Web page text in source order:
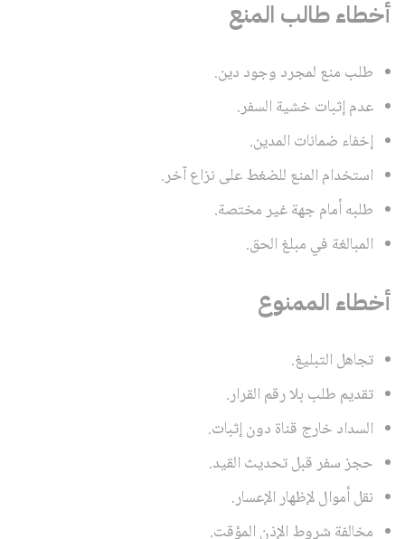
أخطاء طالب المنع
طلب منع لمجرد وجود دين.
عدم إثبات خشية السفر.
إخفاء ضمانات المدين.
استخدام المنع للضغط على نزاع آخر.
طلبه أمام جهة غير مختصة.
المبالغة في مبلغ الحق.
أخطاء الممنوع
تجاهل التبليغ.
تقديم طلب بلا رقم القرار.
السداد خارج قناة دون إثبات.
حجز سفر قبل تحديث القيد.
نقل أموال لإظهار الإعسار.
مخالفة شروط الإذن المؤقت.